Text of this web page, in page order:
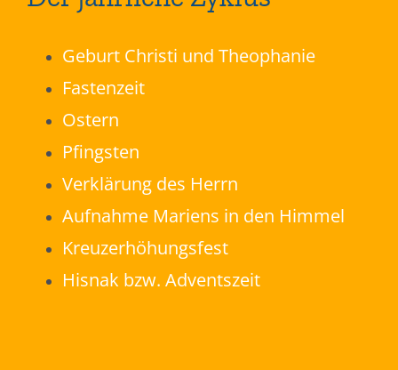
Geburt Christi und Theophanie
Fastenzeit
Ostern
Pfingsten
Verklärung des Herrn
Aufnahme Mariens in den Himmel
Kreuzerhöhungsfest
Hisnak bzw. Adventszeit